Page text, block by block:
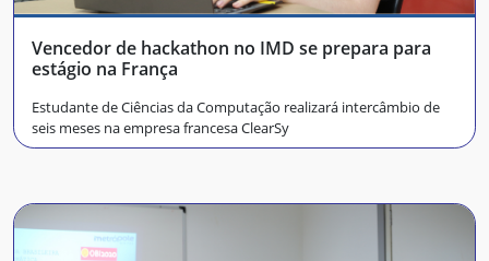
Vencedor de hackathon no IMD se prepara para
estágio na França
Estudante de Ciências da Computação realizará intercâmbio de
seis meses na empresa francesa ClearSy